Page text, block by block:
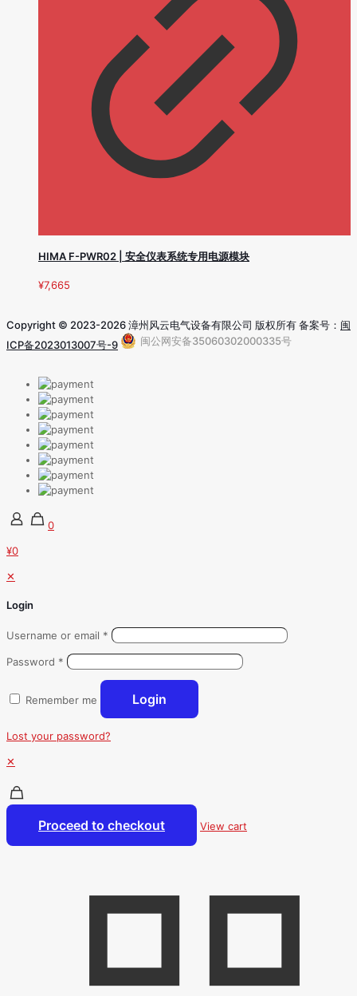
HIMA F-PWR02 | 安全仪表系统专用电源模块
¥7,665
Copyright © 2023-2026 漳州风云电气设备有限公司 版权所有 备案号： 闽
ICP备2023013007号-9
闽公网安备35060302000335号
0
¥0
✕
Login
Username or email *
Password *
Remember me Login
Lost your password?
✕
Proceed to checkout View cart